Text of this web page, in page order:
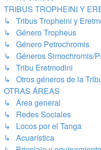
TRIBUS TROPHEINI Y
↳ Tribus Tropheini y
↳ Género Tropheus
↳ Género Petrochromis
↳ Géneros Simochromis/
↳ Tribu Eretmodini
↳ Otros géneros de la
OTRAS ÁREAS
↳ Área general
↳ Redes Sociales
↳ Locos por el Tanga
↳ Acuarística